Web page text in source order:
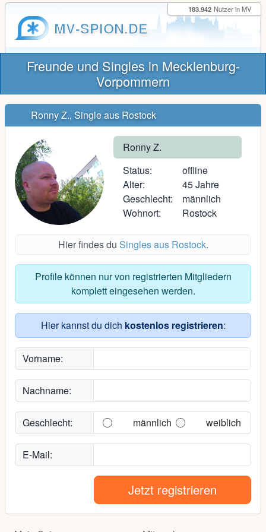
MV-SPION.DE
183.942 Nutzer in MV
Freunde und Singles in Mecklenburg-
Vorpommern
Ronny Z., Single aus Rostock
Ronny Z.
Status:
offline
Alter:
45 Jahre
Geschlecht:
männlich
Wohnort:
Rostock
Hier findes du Singles aus Rostock.
Profile können nur von registrierten Mitgliedern
komplett eingesehen werden.
Hier kannst du dich kostenlos registrieren:
Vorname:
Nachname:
Geschlecht: männlich weiblich
E-Mail:
Jetzt registrieren